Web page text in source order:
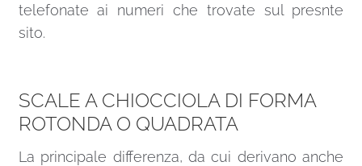
telefonate ai numeri che trovate sul presnte
sito.
SCALE A CHIOCCIOLA DI FORMA
ROTONDA O QUADRATA
La principale differenza, da cui derivano anche